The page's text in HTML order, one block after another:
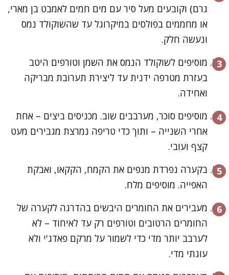
גרם) וקובעים מעל סיר עם מים חמים לאמבט בן מארי,
או מחממים בפולסים במיקרוגל עד שהשוקולד נמס
ונעשה חלק.
מוסיפים לשוקולד הנמס את השמן וטורפים היטב
בעזרת מטרפה ידנית עד ליצירת תערובת מבריקה
ואחידה.
מוסיפים סוכר, מערבבים שוב. מכניסים ביצים – אחת
אחרי השנייה – ותוך כדי טריפה נמרצת מגבירים מעט
קצף ועובי.
בקערה נפרדת מנפים את הקמח, הקקאו, ואבקת
האפייה. מוסיפים מלח.
מעבירים את החומרים היבשים בהדרגה לקערה של
החומרים הרטובים וטורפים רק עד לאיחוד – לא
לערבב יותר מדי כדי לשמור על מרקם פאדג'י ולא
עוגתי מדי.